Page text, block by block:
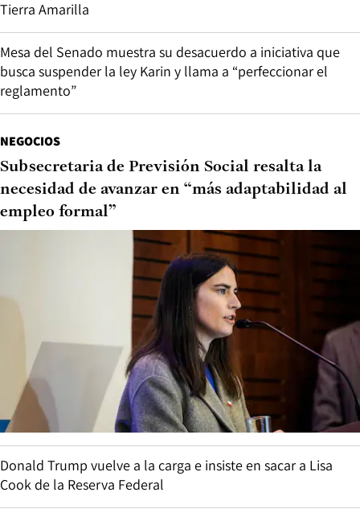
Tierra Amarilla
Mesa del Senado muestra su desacuerdo a iniciativa que
busca suspender la ley Karin y llama a “perfeccionar el
reglamento”
NEGOCIOS
Subsecretaria de Previsión Social resalta la
necesidad de avanzar en “más adaptabilidad al
empleo formal”
Donald Trump vuelve a la carga e insiste en sacar a Lisa
Cook de la Reserva Federal